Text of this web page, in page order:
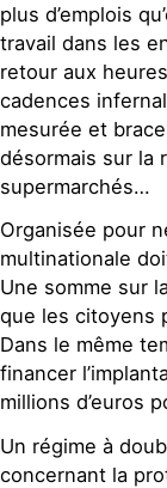
plus d’emplois
travail dans les
retour aux
cadences
mesurée et
désormais sur la
supermarchés…
Organisée pour
multinationale
Une somme sur
que les citoyens
Dans le même
financer
millions d’euros
Un régime à
concernant la